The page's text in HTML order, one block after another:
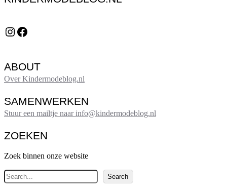
Instagram Facebook
ABOUT
Over Kindermodeblog.nl
SAMENWERKEN
Stuur een mailtje naar info@kindermodeblog.nl
ZOEKEN
Zoek binnen onze website
Z
o
Search